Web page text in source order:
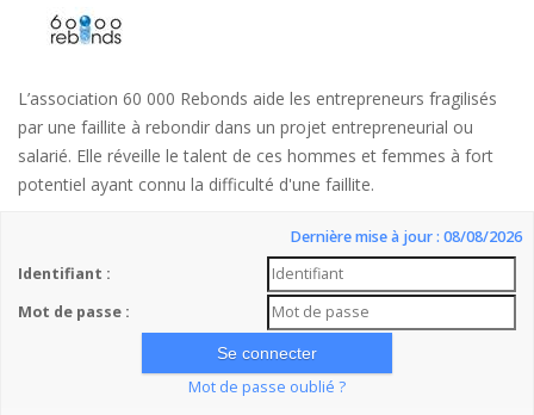
L’association 60 000 Rebonds aide les entrepreneurs fragilisés
par une faillite à rebondir dans un projet entrepreneurial ou
salarié. Elle réveille le talent de ces hommes et femmes à fort
potentiel ayant connu la difficulté d'une faillite.
Dernière mise à jour : 08/08/2026
Identifiant :
Mot de passe :
Mot de passe oublié ?